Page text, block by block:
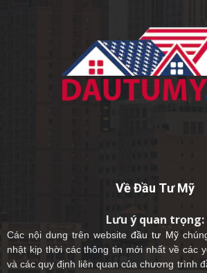
Về Đầu Tư Mỹ
Lưu ý quan trọng:
Các nội dung trên websiteđầu tư Mỹ
nhật kịp thời các thông tin mới nhất về các
và các quy định liên quan của chương trình